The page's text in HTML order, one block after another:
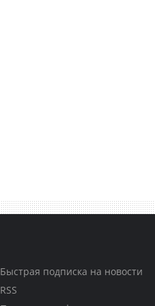
Быстрая подписка на новости
RSS